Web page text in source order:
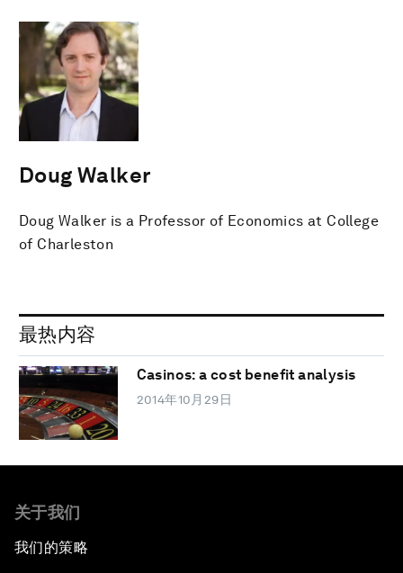
Doug Walker
Doug Walker is a Professor of Economics at College
of Charleston
最热内容
Casinos: a cost benefit analysis
2014年10月29日
关于我们
我们的策略